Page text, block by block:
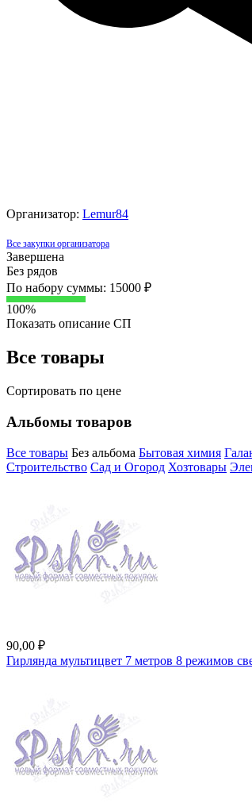
Организатор: Lemur84
Все закупки организатора
Завершена
Без рядов
По набору суммы: 15000 ₽
100%
Показать описание СП
Все товары
Сортировать по цене
Альбомы товаров
Все товары Без альбома Бытовая химия
Строительство Сад и Огород Хозтовары
90,00 ₽
Гирлянда мультицвет 7 метров 8 режимов